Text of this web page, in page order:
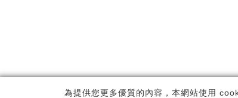
為提供您更多優質的內容，本網站使用